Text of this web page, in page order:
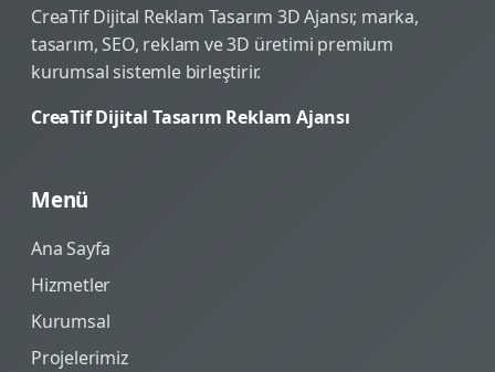
CreaTif Dijital Reklam Tasarım 3D Ajansı; marka,
tasarım, SEO, reklam ve 3D üretimi premium
kurumsal sistemle birleştirir.
CreaTif Dijital Tasarım Reklam Ajansı
Menü
Ana Sayfa
Hizmetler
Kurumsal
Projelerimiz